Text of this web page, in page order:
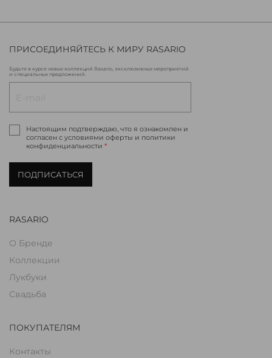
RASARIO
О Бренде
Коллекции
Лукбуки
Свадьба
ПОКУПАТЕЛЯМ
Контакты
ПРИСОЕДИНЯЙТЕСЬ К МИРУ RASARIO
Будьте в курсе новых коллекций Rasario, эксклюзивных мероприятий
и специальных предложений.
Настоящим подтверждаю, что я ознакомлен и
согласен с условиями оферты и политики
конфиденциальности *
ПОДПИСАТЬСЯ